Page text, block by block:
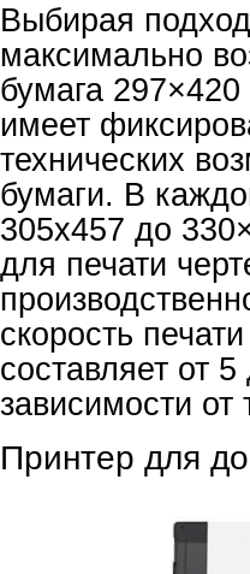
Выбирая
максимально
бумага
имеет
технических
бумаги. В
305x457 до
для печати
скорость
составляет от
зависимости от
Принтер для